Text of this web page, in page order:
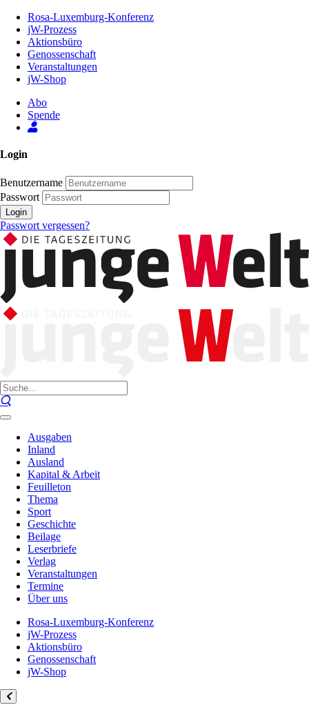
Inhalt
Seite
Rosa-Luxemburg-Konferenz
jW-Prozess
Aktionsbüro
Genossenschaft
Veranstaltungen
jW-Shop
Abo
Spende
Login
Benutzername
Passwort
Login
Passwort vergessen?
Ausgaben
Inland
Ausland
Kapital & Arbeit
Feuilleton
Thema
Sport
Geschichte
Beilage
Leserbriefe
Verlag
Veranstaltungen
Termine
Über uns
Rosa-Luxemburg-Konferenz
jW-Prozess
Aktionsbüro
Genossenschaft
jW-Shop